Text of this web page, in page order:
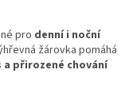
pro denní i noční
žárovka pomáhá
přirozené chování